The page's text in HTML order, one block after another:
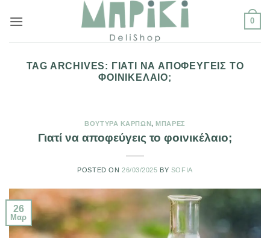
στο
0
TAG ARCHIVES: ΓΙΑΤΊ ΝΑ ΑΠΟΦΕΎΓΕΙΣ ΤΟ
ΦΟΙΝΙΚΈΛΑΙΟ;
ΒΟΎΤΥΡΑ ΚΑΡΠΏΝ,ΜΠΆΡΕΣ
Γιατί να αποφεύγεις το φοινικέλαιο;
POSTED ON 26/03/2025 BY SOFIA
26
Μαρ